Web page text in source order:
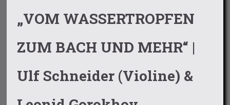
„VOM WASSERTROPFEN
ZUM BACH UND MEHR“ |
Ulf Schneider (Violine) &